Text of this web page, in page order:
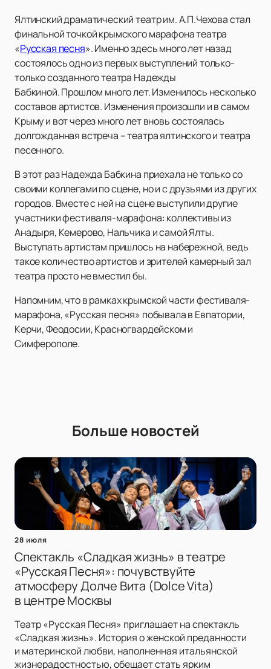
Ялтинский драматический театр им. А.П.Чехова стал
финальной точкой крымского марафона театра
«Русская песня». Именно здесь много лет назад
состоялось одно из первых выступлений только-
только созданного театра Надежды
Бабкиной. Прошлом много лет. Изменилось несколько
составов артистов. Изменения произошли и в самом
Крыму и вот через много лет вновь состоялась
долгожданная встреча – театра ялтинского и театра
песенного.
В этот раз Надежда Бабкина приехала не только со
своими коллегами по сцене, но и с друзьями из других
городов. Вместе с ней на сцене выступили другие
участники фестиваля-марафона: коллективы из
Анадыря, Кемерово, Нальчика и самой Ялты.
Выступать артистам пришлось на набережной, ведь
такое количество артистов и зрителей камерный зал
театра просто не вместил бы.
Напомним, что в рамках крымской части фестиваля-
марафона, «Русская песня» побывала в Евпатории,
Керчи, Феодосии, Красногвардейском и
Симферополе.
Больше новостей
28 июля
Спектакль «Сладкая жизнь» в театре
«Русская Песня»: почувствуйте
атмосферу Долче Вита (Dolce Vita)
в центре Москвы
Театр «Русская Песня» приглашает на спектакль
«Сладкая жизнь». История о женской преданности
и материнской любви, наполненная итальянской
жизнерадостностью, обещает стать ярким